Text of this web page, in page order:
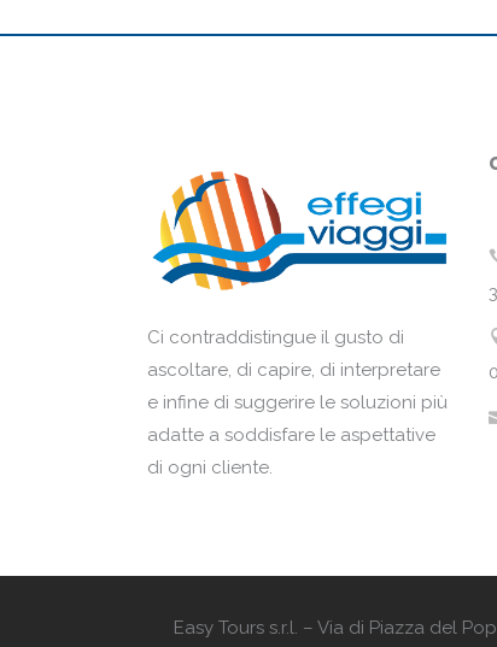
Ci contraddistingue il gusto di
ascoltare, di capire, di interpretare
e infine di suggerire le soluzioni più
adatte a soddisfare le aspettative
di ogni cliente.
Easy Tours s.r.l. – Via di Piazza del